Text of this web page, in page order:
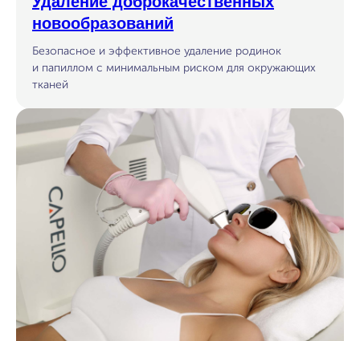
новообразований
Безопасное и эффективное удаление родинок
и папиллом с минимальным риском для окружающих
тканей